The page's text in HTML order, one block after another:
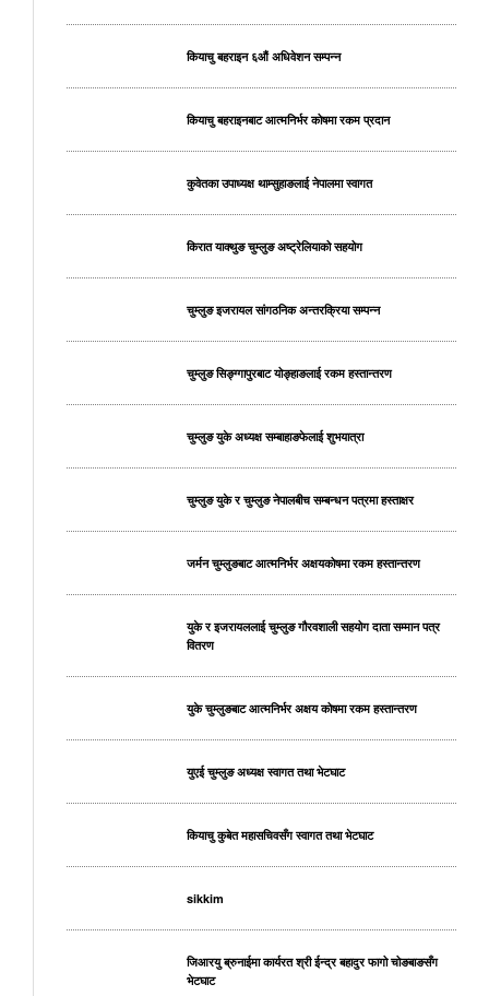
कियाचु बहराइन ६औं अधिवेशन सम्पन्न
कियाचु बहराइनबाट आत्मनिर्भर कोषमा रकम प्रदान
कुवेतका उपाध्यक्ष थाम्सुहाङलाई नेपालमा स्वागत
किरात याक्थुङ चुम्लुङ अष्ट्रेलियाको सहयोग
चुम्लुङ इजरायल सांगठनिक अन्तरक्रिया सम्पन्न
चुम्लुङ सिङ्ग्गापुरबाट योङ्हाङलाई रकम हस्तान्तरण
चुम्लुङ युके अध्यक्ष सम्बाहाङफेलाई शुभयात्रा
चुम्लुङ युके र चुम्लुङ नेपालबीच सम्बन्धन पत्रमा हस्ताक्षर
जर्मन चुम्लुङबाट आत्मनिर्भर अक्षयकोषमा रकम हस्तान्तरण
युके र इजरायललाई चुम्लुङ गौरवशाली सहयोग दाता सम्मान पत्र
वितरण
युके चुम्लुङबाट आत्मनिर्भर अक्षय कोषमा रकम हस्तान्तरण
युएई चुम्लुङ अध्यक्ष स्वागत तथा भेटघाट
कियाचु कुबेत महासचिवसँग स्वागत तथा भेटघाट
sikkim
जिआरयु ब्रुनाईमा कार्यरत श्री ईन्द्र बहादुर फागो चोङबाङसँग
भेटघाट